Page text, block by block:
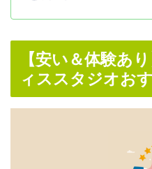
【安い＆体験あ
ィススタジオお